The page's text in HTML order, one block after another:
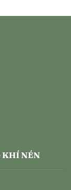
KHÍ NÉN